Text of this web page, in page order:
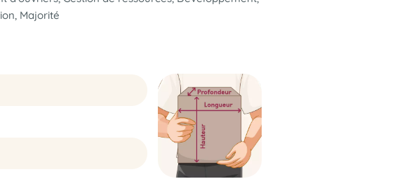
Majorité